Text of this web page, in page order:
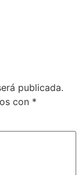
publicada.
con *